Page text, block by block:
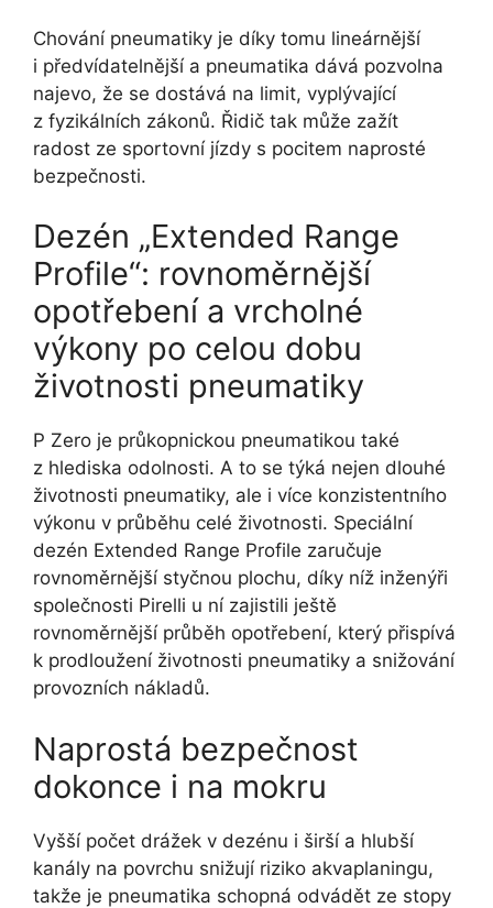
Chování pneumatiky je díky tomu lineárnější
i předvídatelnější a pneumatika dává pozvolna
najevo, že se dostává na limit, vyplývající
z fyzikálních zákonů. Řidič tak může zažít
radost ze sportovní jízdy s pocitem naprosté
bezpečnosti.
Dezén „Extended Range
Profile“: rovnoměrnější
opotřebení a vrcholné
výkony po celou dobu
životnosti pneumatiky
P Zero je průkopnickou pneumatikou také
z hlediska odolnosti. A to se týká nejen dlouhé
životnosti pneumatiky, ale i více konzistentního
výkonu v průběhu celé životnosti. Speciální
dezén Extended Range Profile zaručuje
rovnoměrnější styčnou plochu, díky níž inženýři
společnosti Pirelli u ní zajistili ještě
rovnoměrnější průběh opotřebení, který přispívá
k prodloužení životnosti pneumatiky a snižování
provozních nákladů.
Naprostá bezpečnost
dokonce i na mokru
Vyšší počet drážek v dezénu i širší a hlubší
kanály na povrchu snižují riziko akvaplaningu,
takže je pneumatika schopná odvádět ze stopy